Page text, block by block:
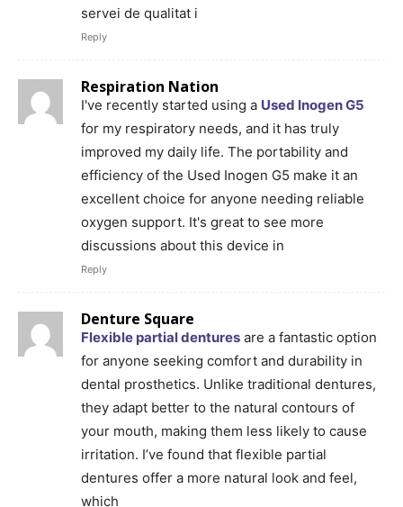
servei de qualitat i
Reply
Respiration Nation
I've recently started using a Used Inogen G5
for my respiratory needs, and it has truly
improved my daily life. The portability and
efficiency of the Used Inogen G5 make it an
excellent choice for anyone needing reliable
oxygen support. It's great to see more
discussions about this device in
Reply
Denture Square
Flexible partial dentures are a fantastic option
for anyone seeking comfort and durability in
dental prosthetics. Unlike traditional dentures,
they adapt better to the natural contours of
your mouth, making them less likely to cause
irritation. I’ve found that flexible partial
dentures offer a more natural look and feel,
which